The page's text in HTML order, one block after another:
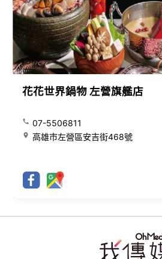
花花世界鍋物 左營旗艦店
07-5506811
高雄市左營區安吉街468號